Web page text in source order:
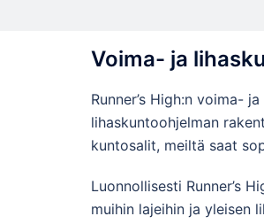
Voima- ja
Runner’s High:n voima-
lihaskuntoohjelman
kuntosalit, meiltä saat
Luonnollisesti Runner’s
muihin lajeihin ja yleisen